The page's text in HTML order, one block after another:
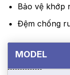
Bảo vệ khớp
Đệm chống
MODEL